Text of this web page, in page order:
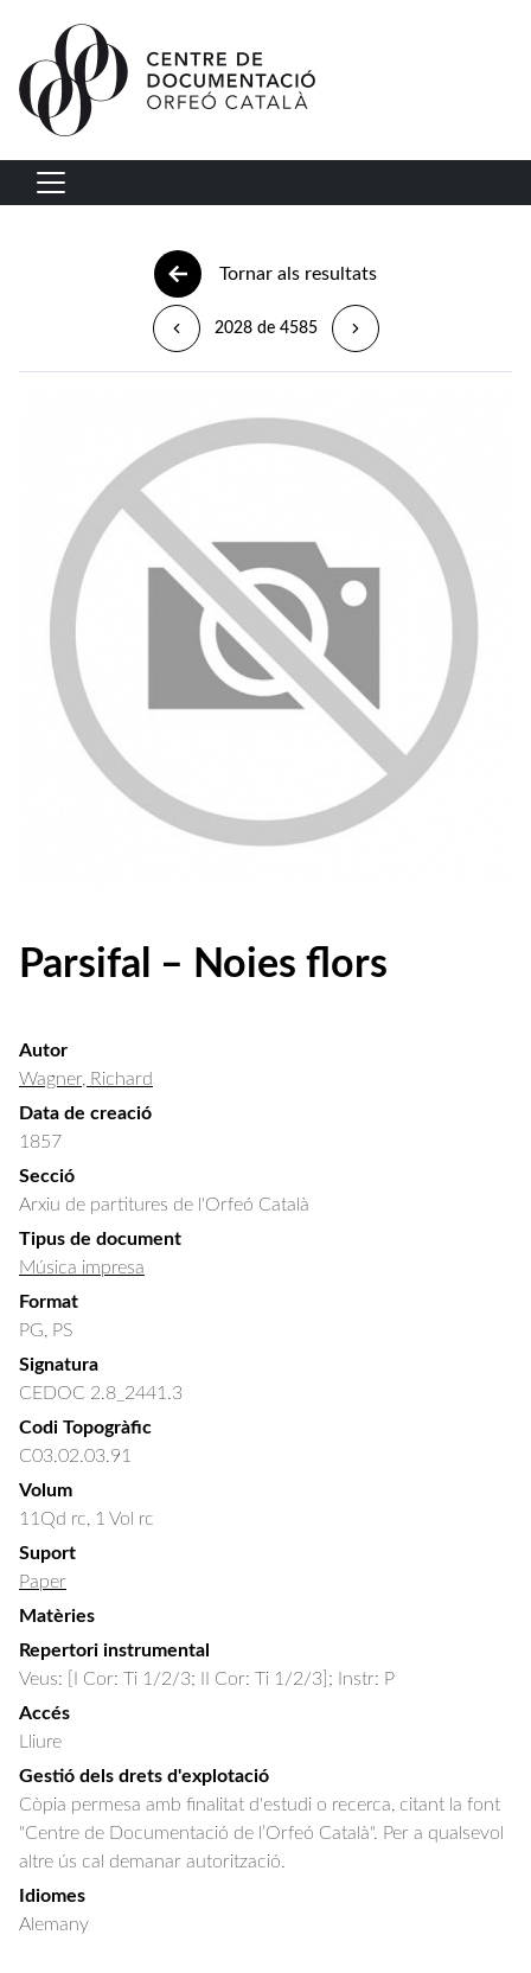
Vés al contingut
Navegació principal
Tornar als resultats
2028 de 4585
Parsifal – Noies flors
Autor
Wagner, Richard
Data de creació
1857
Secció
Arxiu de partitures de l'Orfeó Català
Tipus de document
Música impresa
Format
PG, PS
Signatura
CEDOC 2.8_2441.3
Codi Topogràfic
C03.02.03.91
Volum
11Qd rc, 1 Vol rc
Suport
Paper
Matèries
Repertori instrumental
Veus: [I Cor: Ti 1/2/3; II Cor: Ti 1/2/3]; Instr: P
Accés
Lliure
Gestió dels drets d'explotació
Còpia permesa amb finalitat d'estudi o recerca, citant la font
"Centre de Documentació de l’Orfeó Català". Per a qualsevol
altre ús cal demanar autorització.
Idiomes
Alemany